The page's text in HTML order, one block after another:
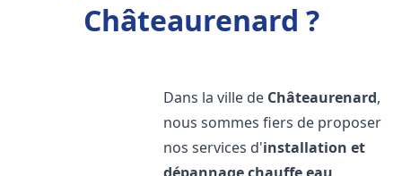
Châteaurenard ?
Dans la ville de Châteaurenard,
nous sommes fiers de proposer
nos services d'installation et